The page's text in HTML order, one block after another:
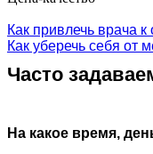
Как привлечь врача к
Как уберечь себя от
Часто
На какое время,